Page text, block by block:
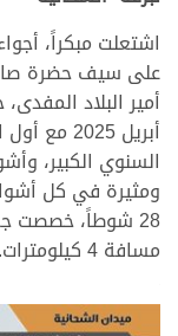
اشتعلت مبكراً،
على سيف حضرة
أبريل
السنوي الكبير،
ومثيرة في كل
28 شوطاً، خصصت
مسافة 4 كيلومترات.